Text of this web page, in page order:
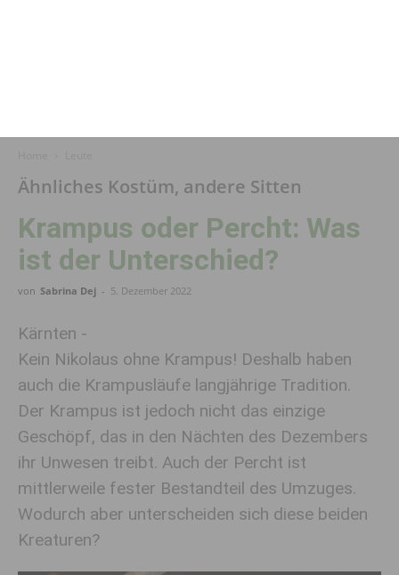
Ähnliches Kostüm, andere Sitten
Krampus oder Percht: Was
ist der Unterschied?
von Sabrina Dej - 5. Dezember 2022
Kärnten -
Kein Nikolaus ohne Krampus! Deshalb haben
auch die Krampusläufe langjährige Tradition.
Der Krampus ist jedoch nicht das einzige
Geschöpf, das in den Nächten des Dezembers
ihr Unwesen treibt. Auch der Percht ist
mittlerweile fester Bestandteil des Umzuges.
Wodurch aber unterscheiden sich diese beiden
Kreaturen?